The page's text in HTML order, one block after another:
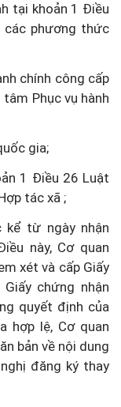
tại khoản 1 Điều
phương thức
chính công cấp
Phục vụ hành
gia;
1 Điều 26 Luật
tác xã ;
kể từ ngày nhận
này, Cơ quan
xét và cấp Giấy
chứng nhận
quyết định của
hợp lệ, Cơ quan
bản về nội dung
đăng ký thay